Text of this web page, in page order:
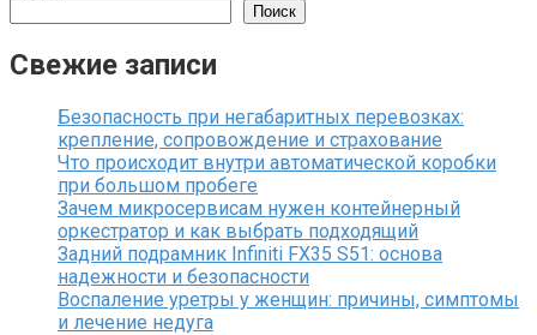
Поиск
Свежие записи
Безопасность при негабаритных перевозках:
крепление, сопровождение и страхование
Что происходит внутри автоматической коробки
при большом пробеге
Зачем микросервисам нужен контейнерный
оркестратор и как выбрать подходящий
Задний подрамник Infiniti FX35 S51: основа
надежности и безопасности
Воспаление уретры у женщин: причины, симптомы
и лечение недуга